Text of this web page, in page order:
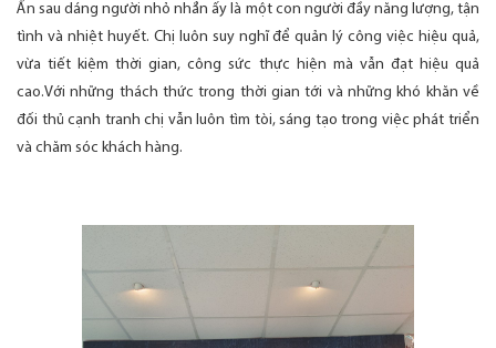
Ẩn sau dáng người nhỏ nhắn ấy là một con người đầy năng lượng, tận
tình và nhiệt huyết. Chị luôn suy nghĩ để quản lý công việc hiệu quả,
vừa tiết kiệm thời gian, công sức thực hiện mà vẫn đạt hiệu quả
cao.Với những thách thức trong thời gian tới và những khó khăn về
đối thủ cạnh tranh chị vẫn luôn tìm tòi, sáng tạo trong việc phát triển
và chăm sóc khách hàng.